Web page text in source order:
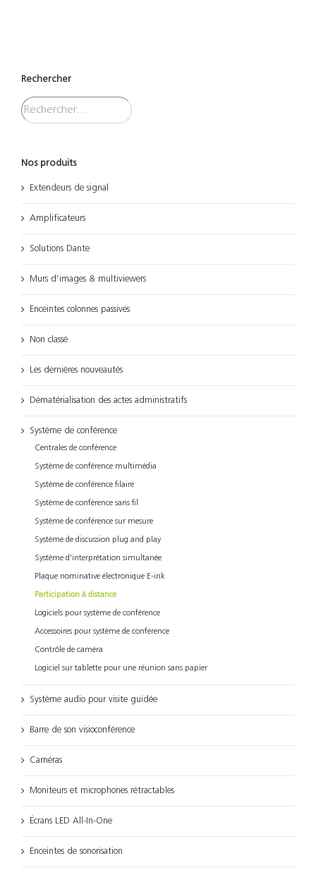
Rechercher
Nos produits
Extendeurs de signal
Amplificateurs
Solutions Dante
Murs d’images & multiviewers
Enceintes colonnes passives
Non classé
Les dernières nouveautés
Dématérialisation des actes administratifs
Système de conférence
Centrales de conférence
Système de conférence multimédia
Système de conférence filaire
Système de conférence sans fil
Système de conférence sur mesure
Système de discussion plug and play
Système d'interprétation simultanée
Plaque nominative électronique E-ink
Participation à distance
Logiciels pour système de conférence
Accessoires pour système de conférence
Contrôle de caméra
Logiciel sur tablette pour une réunion sans papier
Système audio pour visite guidée
Barre de son visioconférence
Caméras
Moniteurs et microphones rétractables
Écrans LED All-In-One
Enceintes de sonorisation